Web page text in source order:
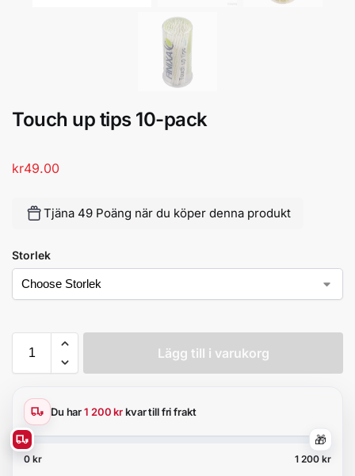
Touch up tips 10-pack
kr49.00
Tjäna 49 Poäng när du köper denna produkt
Storlek
Lägg till i varukorg
Du har1 200 krkvar till fri frakt
🎁
0 kr 1 200 kr